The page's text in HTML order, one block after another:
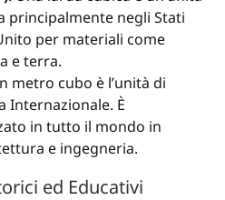
principalmente negli Stati
per materiali come
e terra.
metro cubo è l’unità di
Internazionale. È
in tutto il mondo in
e ingegneria.
ed Educativi